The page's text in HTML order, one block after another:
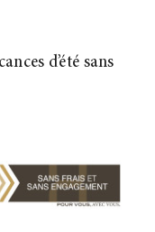
d’été sans